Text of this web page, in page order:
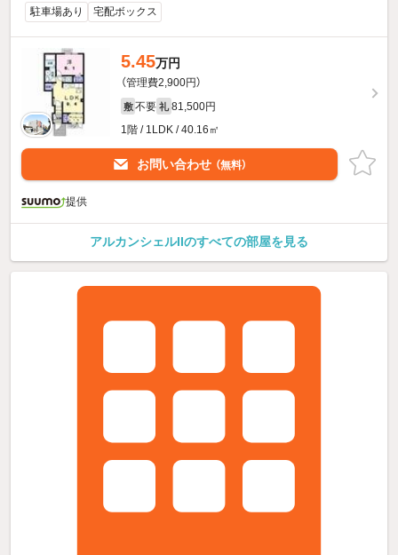
駐車場あり 宅配ボックス
5.45万円
（管理費2,900円）
敷 不要 礼 81,500円
1階 / 1LDK / 40.16㎡
お問い合わせ （無料）
提供
アルカンシェルIIのすべての部屋を見る